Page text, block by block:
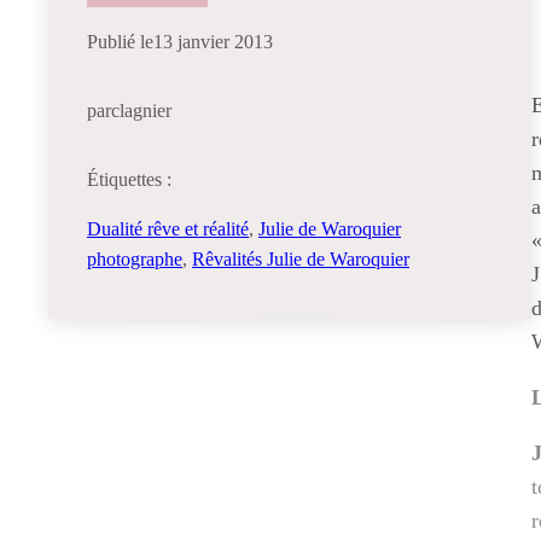
Publié le13 janvier 2013
parclagnier
Étiquettes :
Dualité rêve et réalité, Julie de Waroquier
photographe, Rêvalités Julie de Waroquier